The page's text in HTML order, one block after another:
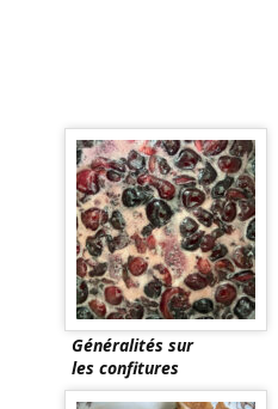
Généralités sur
les confitures